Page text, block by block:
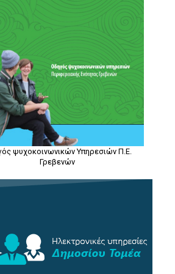
ψυχοκοινωνικών Υπηρεσιών Π.Ε.
Γρεβενών